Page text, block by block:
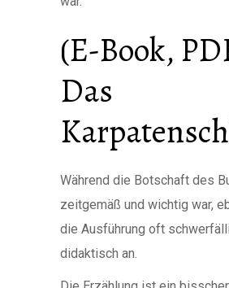
(E-Book,
Das
Während die Botschaft des
zeitgemäß und wichtig war,
die Ausführung oft
didaktisch an.